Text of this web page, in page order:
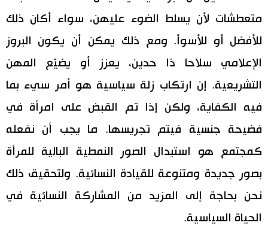
متعطشات لأن يسلط الضوء عليهن، سواء أكان ذلك
للأفضل أو للأسوأ. ومع ذلك يمكن أن يكون البروز
الإعلامي سلاحا ذا حدين، يعزز أو يضيّع المهن
التشريعية. إن ارتكاب زلة سياسية هو أمر سيء بما
فيه الكفاية، ولكن إذا تم القبض على امرأة في
فضيحة جنسية فيتم تجريسها. ما يجب أن نفعله
كمجتمع هو استبدال الصور النمطية البالية للمرأة
بصور جديدة ومتنوعة للقيادة النسائية. ولتحقيق ذلك
نحن بحاجة إلى المزيد من المشاركة النسائية في
الحياة السياسية.